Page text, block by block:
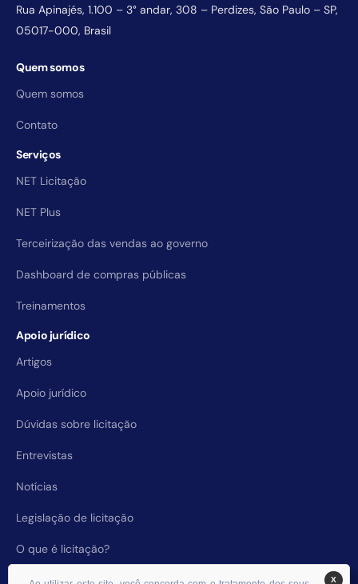
Rua Apinajés, 1.100 – 3° andar, 308 – Perdizes, São Paulo – SP,
05017-000, Brasil
Quem somos
Quem somos
Contato
Serviços
NET Licitação
NET Plus
Terceirização das vendas ao governo
Dashboard de compras públicas
Treinamentos
Apoio jurídico
Artigos
Apoio jurídico
Dúvidas sobre licitação
Entrevistas
Notícias
Legislação de licitação
O que é licitação?
X